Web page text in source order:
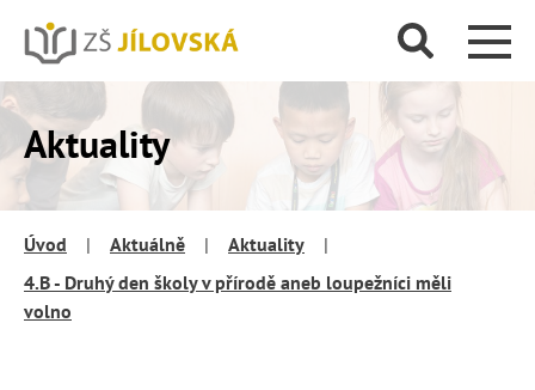
Aktuality
Úvod | Aktuálně | Aktuality
|
4.B - Druhý den školy v přírodě aneb loupežníci měli
volno